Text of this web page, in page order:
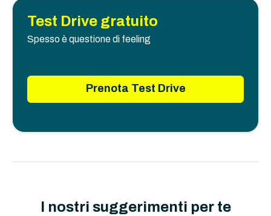
Test Drive gratuito
Spesso è questione di feeling
Prenota Test Drive
I nostri suggerimenti per te